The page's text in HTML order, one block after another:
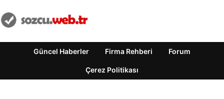
Güncel Haberler Firma Rehberi Forum
Çerez Politikası